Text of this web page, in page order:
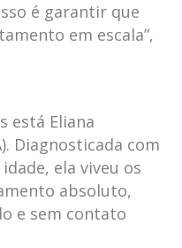
é garantir que
em escala”,
está Eliana
Diagnosticada com
idade, ela viveu os
absoluto,
e sem contato